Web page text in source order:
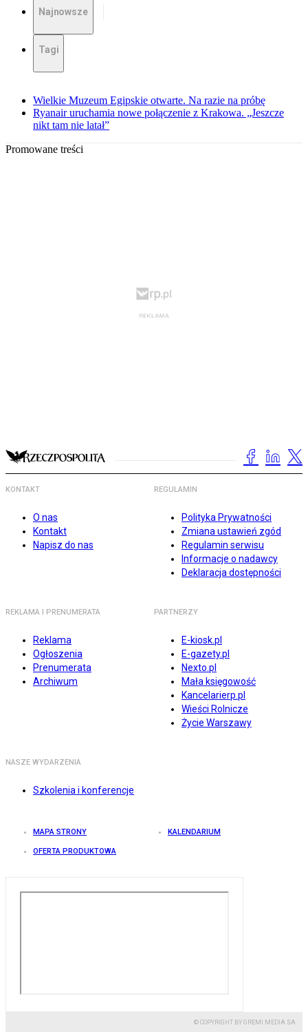
Najnowsze
Tagi
Wielkie Muzeum Egipskie otwarte. Na razie na próbę
Ryanair uruchamia nowe połączenie z Krakowa. „Jeszcze
nikt tam nie latał”
Promowane treści
KONTAKT
O nas
Kontakt
Napisz do nas
REGULAMIN
Polityka Prywatności
Zmiana ustawień zgód
Regulamin serwisu
Informacje o nadawcy
Deklaracja dostępności
REKLAMA I PRENUMERATA
Reklama
Ogłoszenia
Prenumerata
Archiwum
PARTNERZY
E-kiosk.pl
E-gazety.pl
Nexto.pl
Mała księgowość
Kancelarierp.pl
Wieści Rolnicze
Życie Warszawy
NASZE WYDARZENIA
Szkolenia i konferencje
MAPA STRONY KALENDARIUM
OFERTA PRODUKTOWA
© COPYRIGHT BY GREMI MEDIA SA